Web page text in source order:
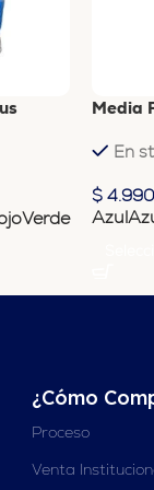
Verde
Media
En
$ 4.990
Azul
¿Cómo
Proceso
Venta